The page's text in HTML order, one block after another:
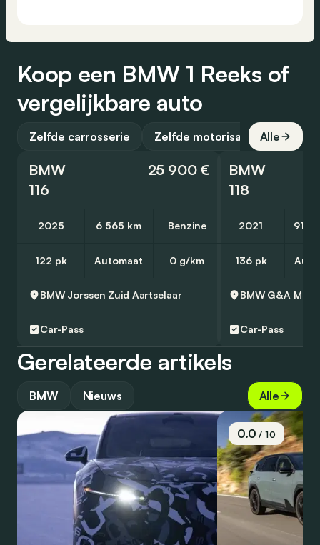
Koop een BMW 1 Reeks of
vergelijkbare auto
Zelfde carrosserie Zelfde motorisatie Alle
BMW
116
25 900 €
2025 6 565 km Benzine
122 pk Automaat 0 g/km
BMW Jorssen Zuid Aartselaar
Car-Pass
BMW
118
2021 91
136 pk
BMW G&A
Car-Pass
Gerelateerde artikels
BMW Nieuws Alle
0.0/ 10